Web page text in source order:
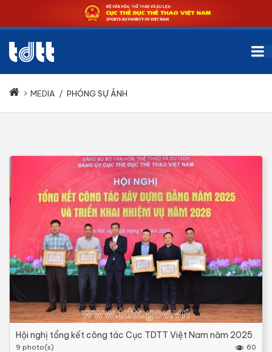
MEDIA / PHÓNG SỰ ẢNH
Hội nghị tổng kết công tác Cục TDTT Việt Nam năm 2025
9 photo(s) 60